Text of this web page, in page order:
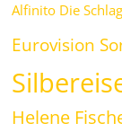
Alfinito Die
Eurovision
Helene